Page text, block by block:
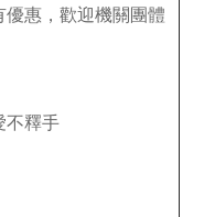
惠，歡迎機關團體
不釋手